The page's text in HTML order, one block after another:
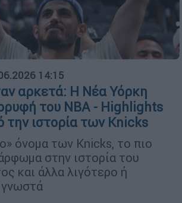
14:15
αρκετά: Η Νέα Υόρκη
του NBA - Highlights
την ιστορία των Knicks
όνομα των Knicks, το πιο
στην ιστορία του
και άλλα λιγότερο ή